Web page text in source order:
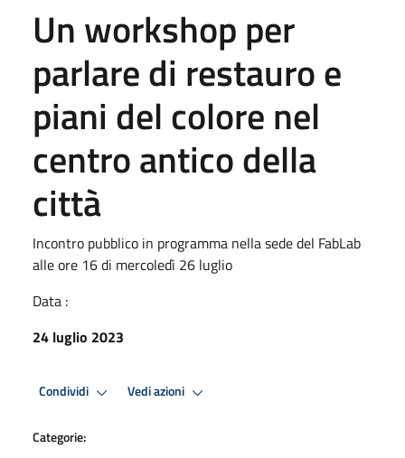
Un workshop per
parlare di restauro e
piani del colore nel
centro antico della
città
Incontro pubblico in programma nella sede del FabLab
alle ore 16 di mercoledì 26 luglio
Data :
24 luglio 2023
Condividi Vedi azioni
Categorie: